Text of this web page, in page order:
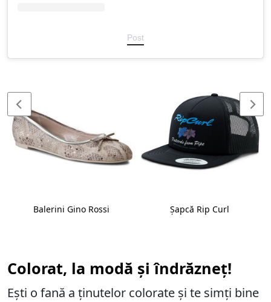
Post
Balerini Gino Rossi Șapcă Rip Curl
Colorat, la modă și îndrăzneț!
Ești o fană a ținutelor colorate și te simți bine